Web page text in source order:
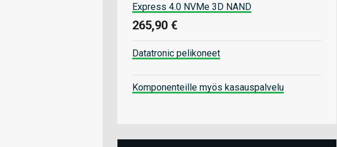
Express 4.0 NVMe 3D NAND
265,90 €
Datatronic pelikoneet
Komponenteille myös kasauspalvelu